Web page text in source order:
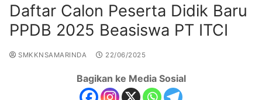
Daftar Calon Peserta Didik Baru
PPDB 2025 Beasiswa PT ITCI
SMKKNSAMARINDA 22/06/2025
Bagikan ke Media Sosial